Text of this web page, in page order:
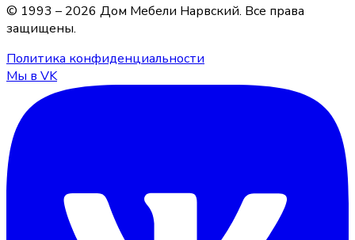
© 1993 – 2026 Дом Мебели Нарвский. Все права
защищены.
Политика конфиденциальности
Мы в VK